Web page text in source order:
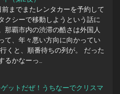
までまたレンタカーを予約して
クシーで移動しようという話に
那覇市内の渋滞の酷さは外国人
て、年々悪い方向に向かってい
くと、順番待ちの列が。 だった
るかなーっ…
ットだぜ！うちなーでクリスマ